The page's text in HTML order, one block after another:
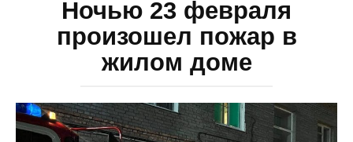
Ночью 23 февраля
произошел пожар в
жилом доме